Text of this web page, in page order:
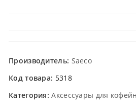
Производитель: Saeco
Код товара: 5318
Категория:Аксессуары для